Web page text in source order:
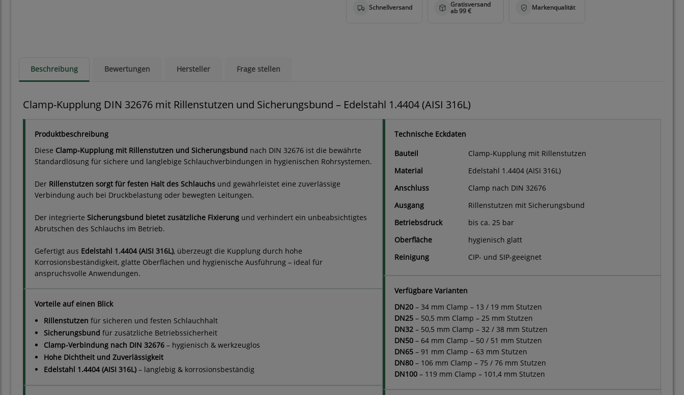
Beschreibung Bewertungen Hersteller Frage stellen
Clamp-Kupplung DIN 32676 mit Rillenstutzen und Sicherungsbund – Edelstahl 1.4404 (AISI 316L)
Produktbeschreibung
Diese Clamp-Kupplung mit Rillenstutzen und Sicherungsbund nach DIN 32676 ist die bewährte
Standardlösung für sichere und langlebige Schlauchverbindungen in hygienischen Rohrsystemen.
Der Rillenstutzen sorgt für festen Halt des Schlauchs und gewährleistet eine zuverlässige
Verbindung auch bei Druckbelastung oder bewegten Leitungen.
Der integrierte Sicherungsbund bietet zusätzliche Fixierung und verhindert ein unbeabsichtigtes
Abrutschen des Schlauchs im Betrieb.
Gefertigt aus Edelstahl 1.4404 (AISI 316L), überzeugt die Kupplung durch hohe
Korrosionsbeständigkeit, glatte Oberflächen und hygienische Ausführung – ideal für
anspruchsvolle Anwendungen.
Vorteile auf einen Blick
Rillenstutzen für sicheren und festen Schlauchhalt
Sicherungsbund für zusätzliche Betriebssicherheit
Clamp-Verbindung nach DIN 32676 – hygienisch & werkzeuglos
Hohe Dichtheit und Zuverlässigkeit
Edelstahl 1.4404 (AISI 316L) – langlebig & korrosionsbeständig
Technische Eckdaten
Bauteil
Clamp-Kupplung mit Rillenstutzen
Material
Edelstahl 1.4404 (AISI 316L)
Anschluss
Clamp nach DIN 32676
Ausgang
Rillenstutzen mit Sicherungsbund
Betriebsdruck
bis ca. 25 bar
Oberfläche
hygienisch glatt
Reinigung
CIP- und SIP-geeignet
Verfügbare Varianten
DN20 – 34 mm Clamp – 13 / 19 mm Stutzen
DN25 – 50,5 mm Clamp – 25 mm Stutzen
DN32 – 50,5 mm Clamp – 32 / 38 mm Stutzen
DN50 – 64 mm Clamp – 50 / 51 mm Stutzen
DN65 – 91 mm Clamp – 63 mm Stutzen
DN80 – 106 mm Clamp – 75 / 76 mm Stutzen
DN100 – 119 mm Clamp – 101,4 mm Stutzen